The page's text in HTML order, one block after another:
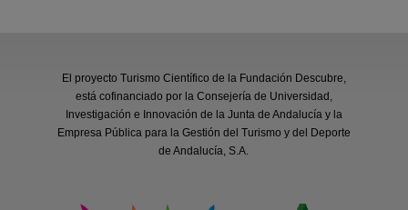
El proyecto Turismo Científico de la Fundación Descubre,
está cofinanciado por la Consejería de Universidad,
Investigación e Innovación de la Junta de Andalucía y la
Empresa Pública para la Gestión del Turismo y del Deporte
de Andalucía, S.A.